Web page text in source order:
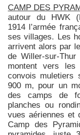
CAMP DES
autour du HWK
1914 l’armée
ses villages. Les
arrivent alors par
de Willer-sur-
montent vers
convois muletiers
900 m, pour un
des camps de
planches ou
vues aériennes et
Camp des